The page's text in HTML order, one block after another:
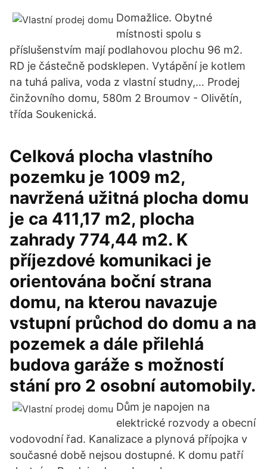
Domažlice. Obytné
místnosti spolu s
příslušenstvím mají podlahovou plochu 96 m2.
RD je částečně podsklepen. Vytápění je kotlem
na tuhá paliva, voda z vlastní studny,… Prodej
činžovního domu, 580m 2 Broumov - Olivětín,
třída Soukenická.
Celková plocha vlastního
pozemku je 1009 m2,
navržená užitná plocha domu
je ca 411,17 m2, plocha
zahrady 774,44 m2. K
příjezdové komunikaci je
orientována boční strana
domu, na kterou navazuje
vstupní průchod do domu a na
pozemek a dále přilehlá
budova garáže s možností
stání pro 2 osobní automobily.
Dům je napojen na
elektrické rozvody a obecní
vodovodní řad. Kanalizace a plynová přípojka v
současné době nejsou dostupné. K domu patří